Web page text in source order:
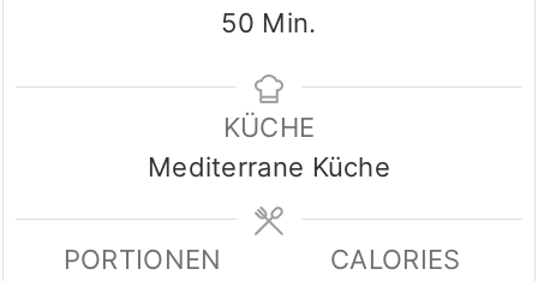
50 Minuten
Min.
KÜCHE
Mediterrane Küche
PORTIONEN
CALORIES